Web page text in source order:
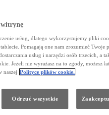
witrynę
usług, dlatego wykorzystujemy pliki
Pomagają one nam zrozumieć Twoje
usług i narzędzi osób trzecich, a
Jeżeli nie wyrażasz na to zgody, możesz
naszej Polityce plików cookie.
Odrzuć wszystkie